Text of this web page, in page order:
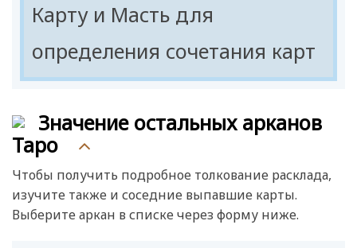
Девятка
Десятка
Паж
Королева
Карту и Масть для
определения сочетания карт
Значение остальных арканов
Таро
Чтобы получить подробное толкование расклада,
изучите также и соседние выпавшие карты.
Выберите аркан в списке через форму ниже.